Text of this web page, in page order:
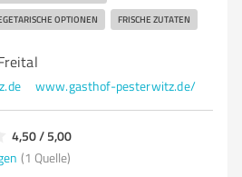
OPTIONEN FRISCHE ZUTATEN
www.gasthof-pesterwitz.de/
4,50 / 5,00
(1 Quelle)